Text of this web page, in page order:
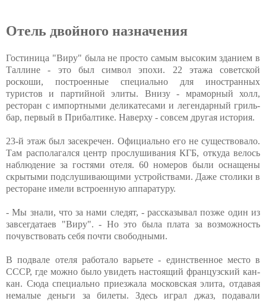
Отель двойного назначения
Гостиница "Виру" была не просто самым высоким зданием в
Таллине - это был символ эпохи. 22 этажа советской
роскоши, построенные специально для иностранных
туристов и партийной элиты. Внизу - мраморный холл,
ресторан с импортными деликатесами и легендарный гриль-
бар, первый в Прибалтике. Наверху - совсем другая история.
23-й этаж был засекречен. Официально его не существовало.
Там располагался центр прослушивания КГБ, откуда велось
наблюдение за гостями отеля. 60 номеров были оснащены
скрытыми подслушивающими устройствами. Даже столики в
ресторане имели встроенную аппаратуру.
- Мы знали, что за нами следят, - рассказывал позже один из
завсегдатаев "Виру". - Но это была плата за возможность
почувствовать себя почти свободными.
В подвале отеля работало варьете - единственное место в
СССР, где можно было увидеть настоящий французский кан-
кан. Сюда специально приезжала московская элита, отдавая
немалые деньги за билеты. Здесь играл джаз, подавали